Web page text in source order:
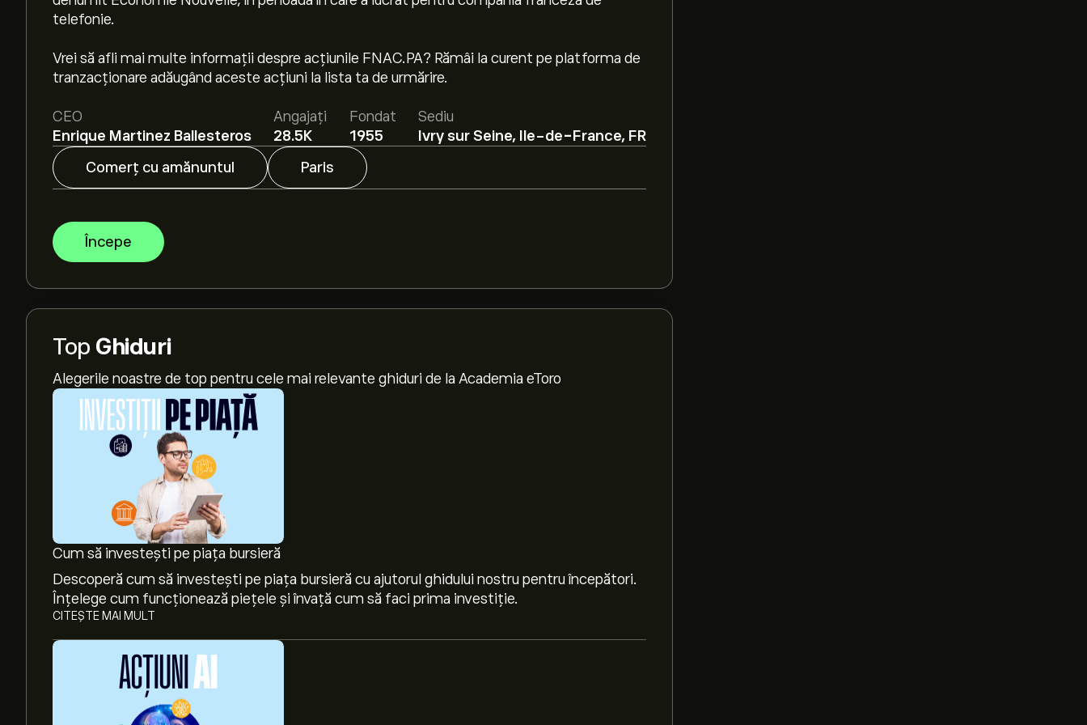
telefonie.
Vrei să afli mai multe informații despre acțiunile FNAC.PA? Rămâi la curent pe platforma de
tranzacționare adăugând aceste acțiuni la lista ta de urmărire.
CEO
Enrique Martinez Ballesteros
Angajați
28.5K
Fondat
1955
Sediu
Ivry sur Seine, Ile-de-France, FR
Comerț cu amănuntul
Paris
Începe
Top Ghiduri
Alegerile noastre de top pentru cele mai relevante ghiduri de la Academia eToro
Cum să investești pe piața bursieră
Descoperă cum să investești pe piața bursieră cu ajutorul ghidului nostru pentru începători.
Înțelege cum funcționează piețele și învață cum să faci prima investiție.
CITEȘTE MAI MULT